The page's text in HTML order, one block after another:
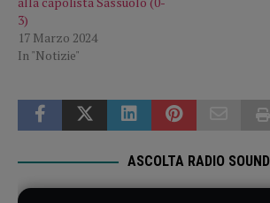
3)
17 Marzo 2024
In "Notizie"
ASCOLTA RADIO SOUND